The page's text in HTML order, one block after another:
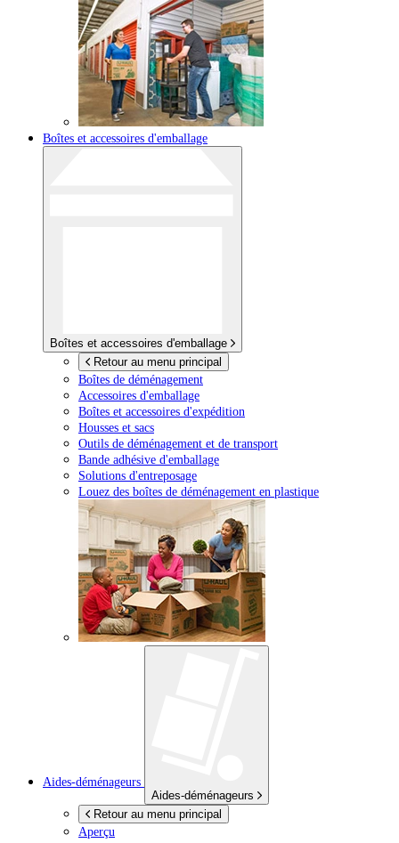
Boîtes et accessoires d'emballage
Boîtes et accessoires d'emballage
Retour au menu principal
Boîtes de déménagement
Accessoires d'emballage
Boîtes et accessoires d'expédition
Housses et sacs
Outils de déménagement et de transport
Bande adhésive d'emballage
Solutions d'entreposage
Louez des boîtes de déménagement en plastique
Aides-déménageurs
Aides-déménageurs
Retour au menu principal
Aperçu